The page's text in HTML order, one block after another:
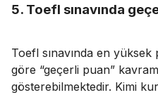
5. Toefl sınavında
Toefl sınavında en yüksek
göre “geçerli puan”
gösterebilmektedir. Kimi